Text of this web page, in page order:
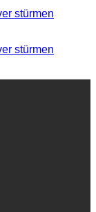
stürmen
stürmen